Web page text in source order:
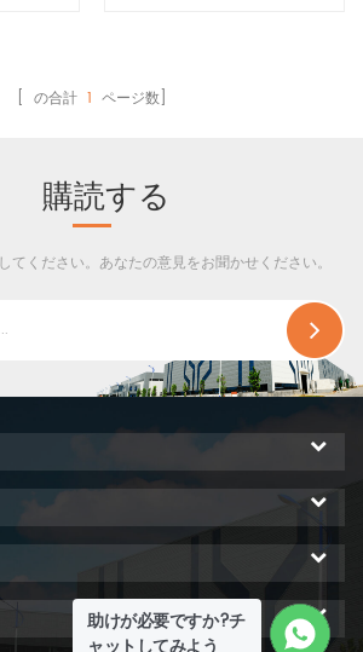
ドイッチ
利点が
持つ工
ていま
火性能を誇っています。 超高
いため、工業用建物や冷蔵プ
ロジェクトで広く使用できま
[ の合計 1 ページ数]
購読する
てください。あなたの意見をお聞かせください。
助けが必要ですか?チ